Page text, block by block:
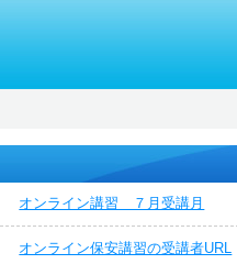
オンライン講習 ７月受講月
オンライン保安講習の受講者URL